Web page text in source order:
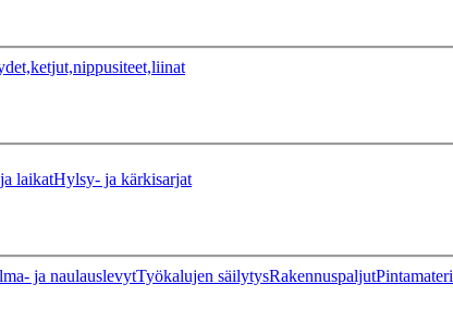
laikatHylsy- ja kärkisarjat
ja naulauslevytTyökalujen säilytysRakennuspaljut